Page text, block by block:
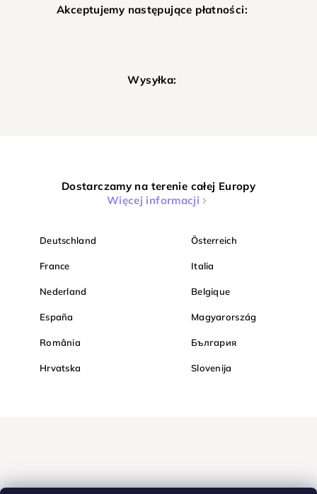
Akceptujemy następujące płatności:
Wysyłka:
Dostarczamy na terenie całej Europy
Więcej informacji
Deutschland Österreich
France Italia
Nederland Belgique
España Magyarország
România България
Hrvatska Slovenija